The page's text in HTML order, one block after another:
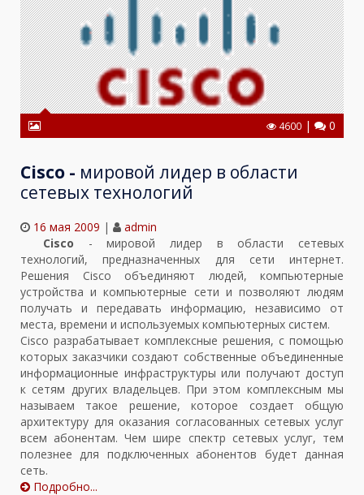
4600 | 0
Cisco - мировой лидер в области
сетевых технологий
16 мая 2009 |
admin
Cisco - мировой лидер в области сетевых
технологий, предназначенных для сети интернет.
Решения Cisco объединяют людей, компьютерные
устройства и компьютерные сети и позволяют людям
получать и передавать информацию, независимо от
места, времени и используемых компьютерных систем.
Cisco разрабатывает комплексные решения, с помощью
которых заказчики создают собственные объединенные
информационные инфраструктуры или получают доступ
к сетям других владельцев. При этом комплексным мы
называем такое решение, которое создает общую
архитектуру для оказания согласованных сетевых услуг
всем абонентам. Чем шире спектр сетевых услуг, тем
полезнее для подключенных абонентов будет данная
сеть.
Подробно...